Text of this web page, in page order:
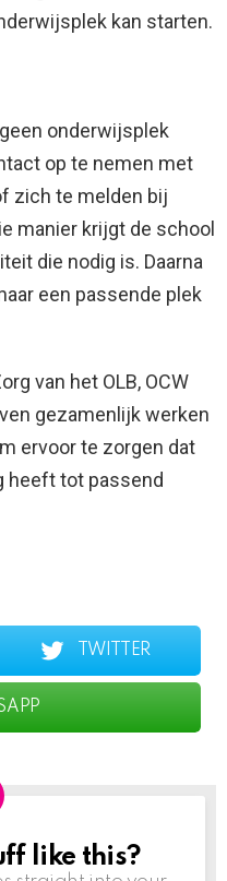
kan starten.
onderwijsplek
op te nemen met
zich te melden bij
manier krijgt de school
die nodig is. Daarna
een passende plek
van het OLB, OCW
gezamenlijk werken
ervoor te zorgen dat
heeft tot passend
TWITTER
like this?